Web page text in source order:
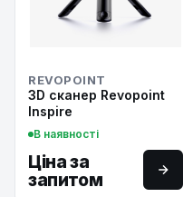
REVOPOINT
3D сканер Revopoint
Inspire
В наявності
Ціна за
запитом